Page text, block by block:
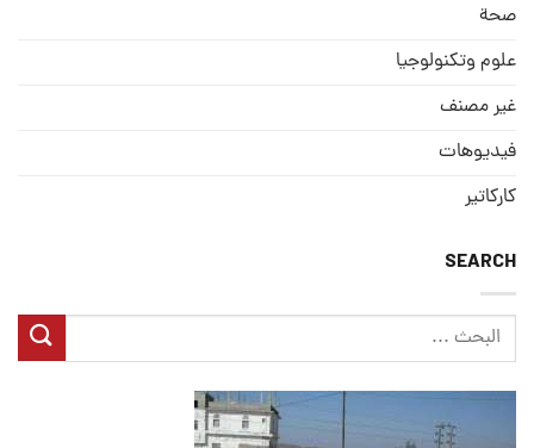
صحة
علوم وتكنولوجيا
غير مصنف
فيديوهات
كاركاتير
SEARCH